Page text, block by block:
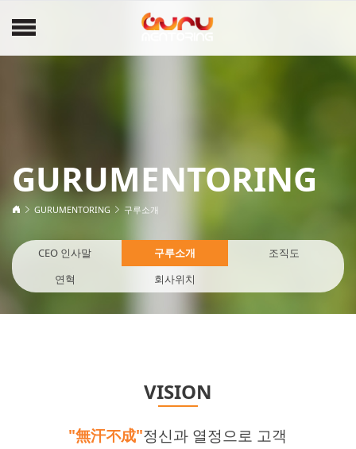
GURUMENTORING
GURUMENTORING 구루소개
CEO 인사말 구루소개
조직도
연혁
회사위치
VISION
"無汗不成"정신과 열정으로 고객